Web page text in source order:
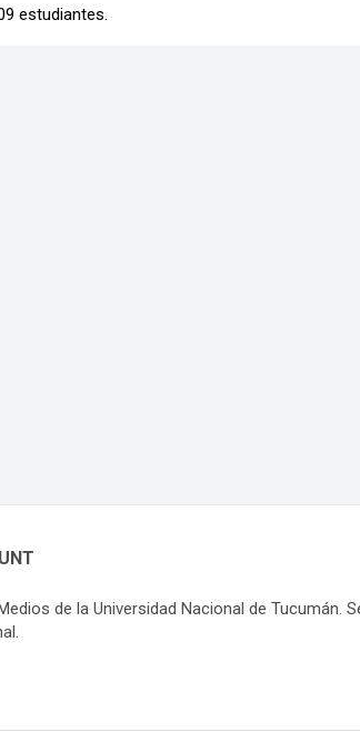
estudiantes.
de la Universidad Nacional de Tucumán.